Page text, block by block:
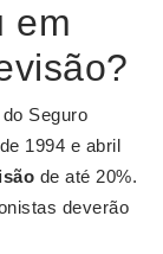
em
Seguro
1994 e abril
de até 20%.
deverão